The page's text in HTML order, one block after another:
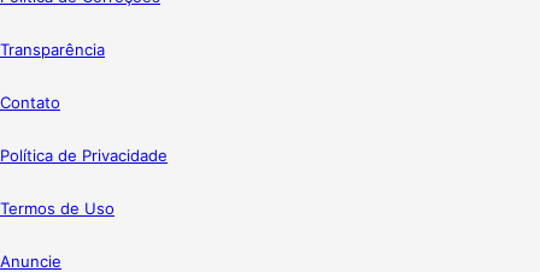
Transparência
Contato
Política de Privacidade
Termos de Uso
Anuncie